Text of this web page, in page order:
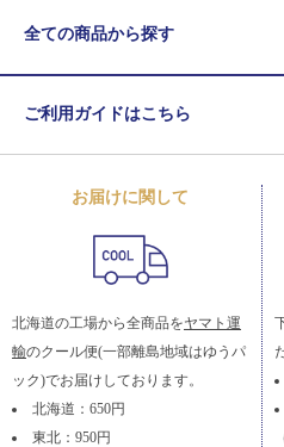
全ての商品から探す
ご利用ガイドはこちら
お届けに関して
北海道の工場から全商品をヤマト運
輸のクール便(一部離島地域はゆうパ
ック)でお届けしております。
北海道：650円
東北：950円